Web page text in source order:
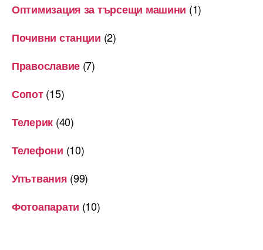
Оптимизация за търсещи машини (1)
Почивни станции (2)
Православие (7)
Сопот(15)
Телерик (40)
Телефони (10)
Упътвания (99)
Фотоапарати (10)